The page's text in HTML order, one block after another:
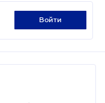
войти